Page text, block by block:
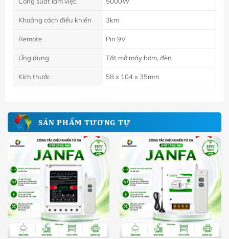
Khoảng cách điều khiển 3km
Remote Pin 9V
Ứng dụng Tắt mở máy bơm, đèn
Kích thước 58 x 104 x 35mm
SẢN PHẨM TƯƠNG TỰ